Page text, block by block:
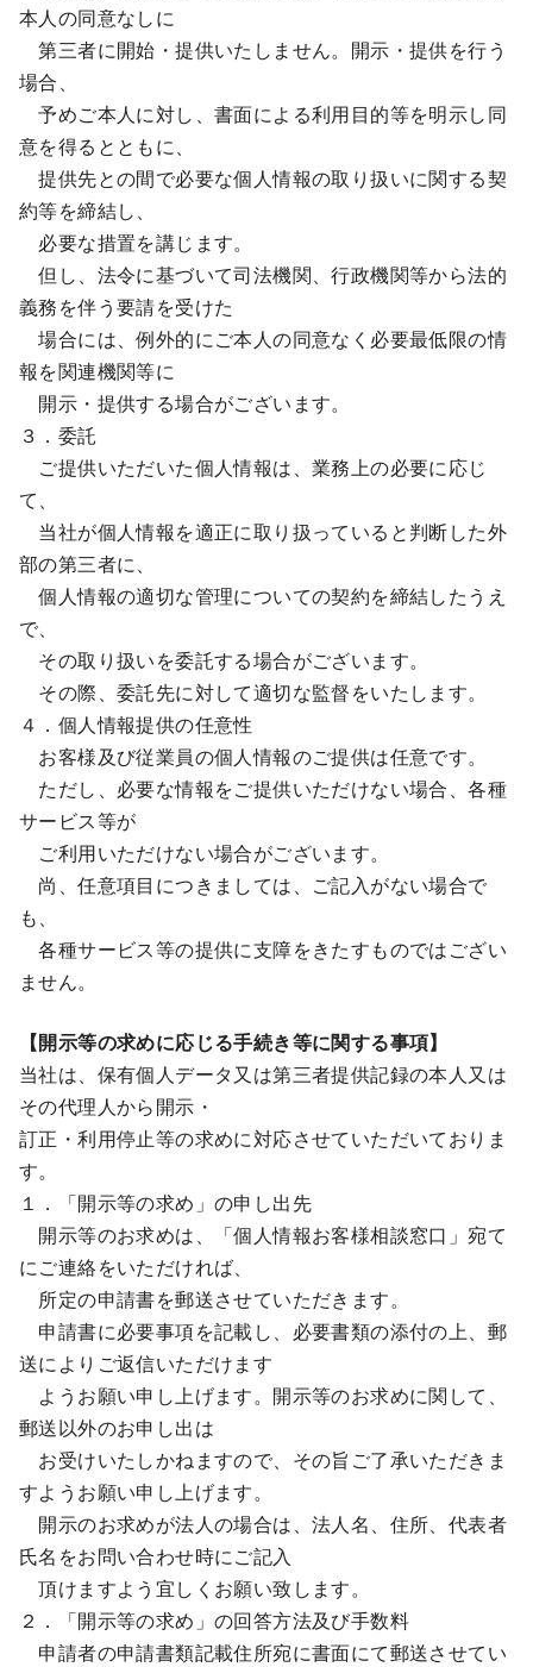
本人の同意なしに
第三者に開始・提供いたしません。開示・提供を行う
場合、
予めご本人に対し、書面による利用目的等を明示し同
意を得るとともに、
提供先との間で必要な個人情報の取り扱いに関する契
約等を締結し、
必要な措置を講じます。
但し、法令に基づいて司法機関、行政機関等から法的
義務を伴う要請を受けた
場合には、例外的にご本人の同意なく必要最低限の情
報を関連機関等に
開示・提供する場合がございます。
３．委託
ご提供いただいた個人情報は、業務上の必要に応じ
て、
当社が個人情報を適正に取り扱っていると判断した外
部の第三者に、
個人情報の適切な管理についての契約を締結したうえ
で、
その取り扱いを委託する場合がございます。
その際、委託先に対して適切な監督をいたします。
４．個人情報提供の任意性
お客様及び従業員の個人情報のご提供は任意です。
ただし、必要な情報をご提供いただけない場合、各種
サービス等が
ご利用いただけない場合がございます。
尚、任意項目につきましては、ご記入がない場合で
も、
各種サービス等の提供に支障をきたすものではござい
ません。
【開示等の求めに応じる手続き等に関する事項】
当社は、保有個人データ又は第三者提供記録の本人又は
その代理人から開示・
訂正・利用停止等の求めに対応させていただいておりま
す。
１．「開示等の求め」の申し出先
開示等のお求めは、「個人情報お客様相談窓口」宛て
にご連絡をいただければ、
所定の申請書を郵送させていただきます。
申請書に必要事項を記載し、必要書類の添付の上、郵
送によりご返信いただけます
ようお願い申し上げます。開示等のお求めに関して、
郵送以外のお申し出は
お受けいたしかねますので、その旨ご了承いただきま
すようお願い申し上げます。
開示のお求めが法人の場合は、法人名、住所、代表者
氏名をお問い合わせ時にご記入
頂けますよう宜しくお願い致します。
２．「開示等の求め」の回答方法及び手数料
申請者の申請書類記載住所宛に書面にて郵送させてい